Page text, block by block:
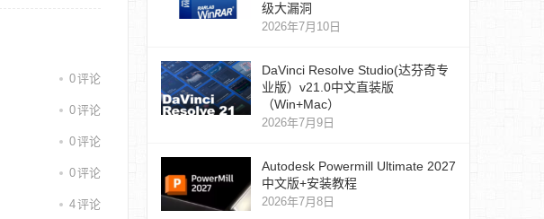
0评论
0评论
0评论
0评论
4评论
级大漏洞
2026年7月10日
DaVinci Resolve Studio(达芬奇专
业版）v21.0中文直装版
（Win+Mac）
2026年7月9日
Autodesk Powermill Ultimate 2027
中文版+安装教程
2026年7月8日